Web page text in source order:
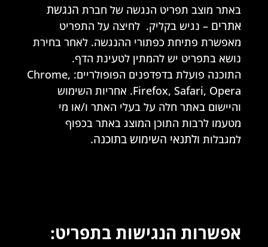
באתר מוצב תפריט הנגשה של חברת הנגשת
אתרים – נגיש בקליק. לחיצה על התפריט
מאפשרת פתיחת כפתורי ההנגשה. לאחר בחירת
נושא בתפריט יש להמתין לטעינת הדף.
התוכנה פועלת בדפדפנים הפופולריים: Chrome,
Firefox, Safari, Opera. אחריות השימוש
והיישום באתר חלה על בעלי האתר ו/או מי
מטעמו לרבות התוכן המוצג באתר בכפוף
למגבלות ולתנאי השימוש בתוכנה.
אפשרות הנגישות בתפריט: